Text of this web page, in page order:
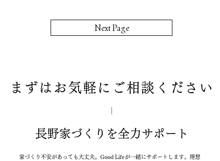
Next Page
まずはお気軽にご相談ください
長野家づくりを全力サポート
家づくり不安があっても大丈夫。Good Lifeが一緒にサポートします。理想